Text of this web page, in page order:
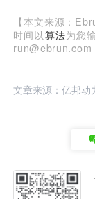
【本文来源：
时间以 算法为您
run@ebrun.com
文章来源：亿邦动